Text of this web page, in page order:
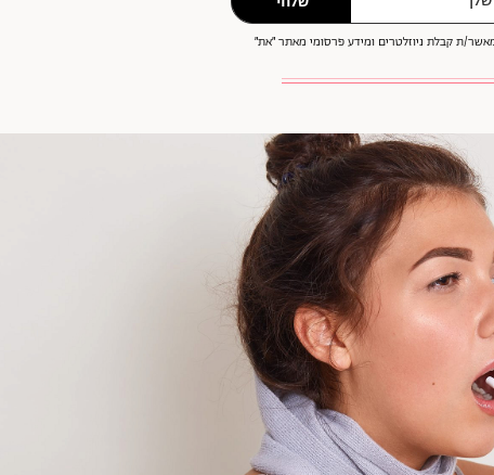
ת קבלת ניוזלטרים ומידע פרסומי מאתר ״את״